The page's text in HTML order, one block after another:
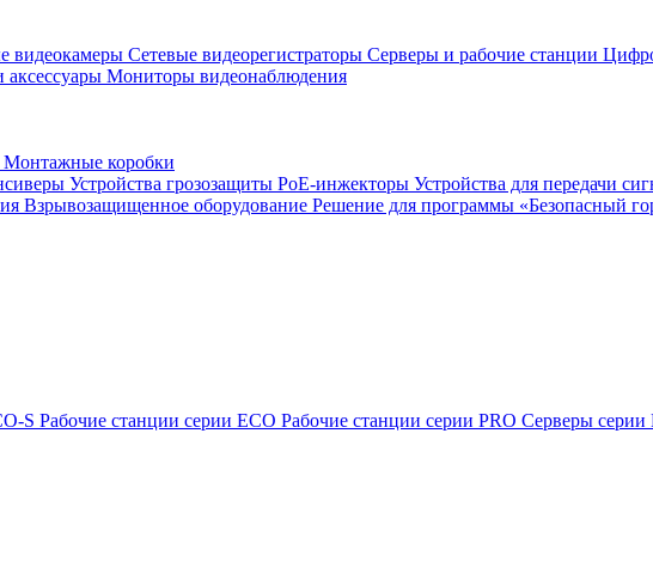
видеокамеры Сетевые видеорегистраторы Серверы и рабочие станции
аксессуары Мониторы видеонаблюдения
Монтажные коробки
Устройства грозозащиты PoE-инжекторы Устройства для передачи
Взрывозащищенное оборудование Решение для программы «Безопасный
S Рабочие станции серии ECO Рабочие станции серии PRO Серверы серии